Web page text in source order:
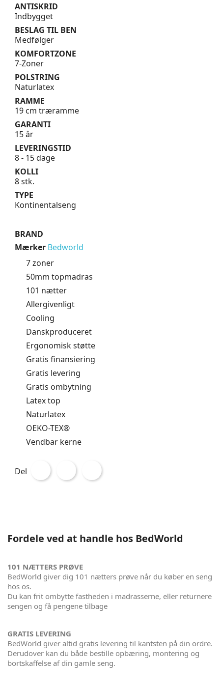
ANTISKRID
Indbygget
BESLAG TIL BEN
Medfølger
KOMFORTZONE
7-Zoner
POLSTRING
Naturlatex
RAMME
19 cm træramme
GARANTI
15 år
LEVERINGSTID
8 - 15 dage
KOLLI
8 stk.
TYPE
Kontinentalseng
BRAND
Mærker Bedworld
7 zoner
50mm topmadras
101 nætter
Allergivenligt
Cooling
Danskproduceret
Ergonomisk støtte
Gratis finansiering
Gratis levering
Gratis ombytning
Latex top
Naturlatex
OEKO-TEX®
Vendbar kerne
Del
Fordele ved at handle hos BedWorld
101 NÆTTERS PRØVE
BedWorld giver dig 101 nætters prøve når du køber en seng
hos os.
Du kan frit ombytte fastheden i madrasserne, eller returnere
sengen og få pengene tilbage
GRATIS LEVERING
BedWorld giver altid gratis levering til kantsten på din ordre.
Derudover kan du både bestille opbæring, montering og
bortskaffelse af din gamle seng.